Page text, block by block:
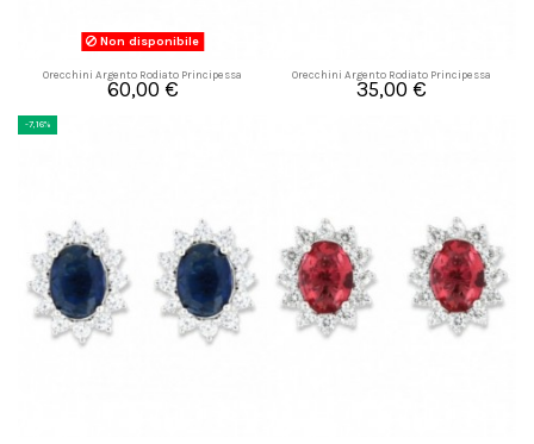
Non disponibile
Orecchini Argento Rodiato Principessa
Monachina
60,00 €
Orecchini Argento Rodiato Principessa
Arancione 4x3MM
35,00 €
-7,16%